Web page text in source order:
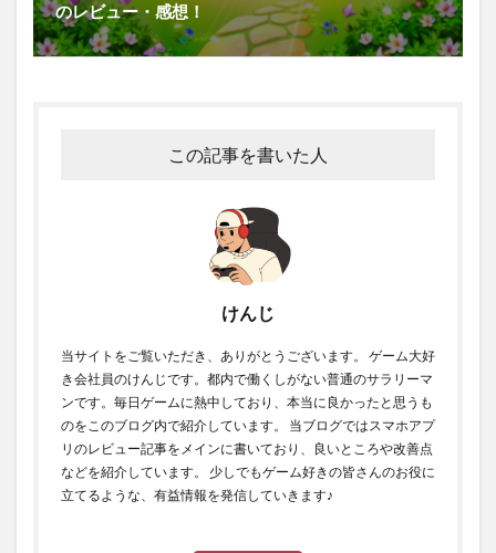
のレビュー・感想！
この記事を書いた人
けんじ
当サイトをご覧いただき、ありがとうございます。 ゲーム大好
き会社員のけんじです。都内で働くしがない普通のサラリーマ
ンです。毎日ゲームに熱中しており、本当に良かったと思うも
のをこのブログ内で紹介しています。 当ブログではスマホアプ
リのレビュー記事をメインに書いており、良いところや改善点
などを紹介しています。 少しでもゲーム好きの皆さんのお役に
立てるような、有益情報を発信していきます♪